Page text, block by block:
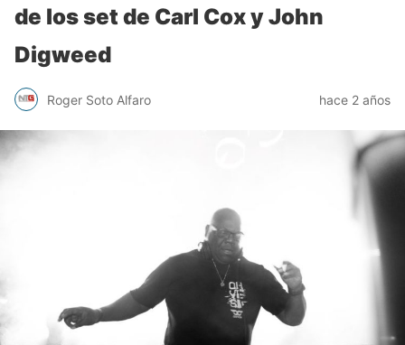
de los set de Carl Cox y John
Digweed
Roger Soto Alfaro hace 2 años